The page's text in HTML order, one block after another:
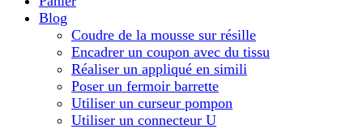
Blog
Coudre de la mousse sur résille
Encadrer un coupon avec du tissu
Réaliser un appliqué en simili
Poser un fermoir barrette
Utiliser un curseur pompon
Utiliser un connecteur U